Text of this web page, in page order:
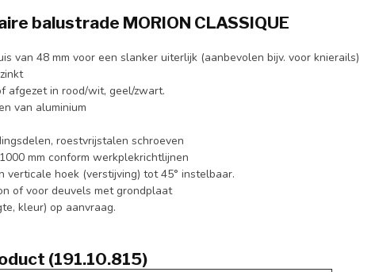
balustrade MORION CLASSIQUE
van 48 mm voor een slanker uiterlijk (aanbevolen bijv. voor knierails)
afgezet in rood/wit, geel/zwart.
van aluminium
roestvrijstalen schroeven
mm conform werkplekrichtlijnen
verticale hoek (verstijving) tot 45° instelbaar.
of voor deuvels met grondplaat
kleur) op aanvraag.
(191.10.815)